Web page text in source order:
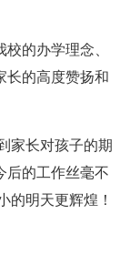
的办学理念、
长的高度赞扬和
家长对孩子的期
后的工作丝毫不
的明天更辉煌！